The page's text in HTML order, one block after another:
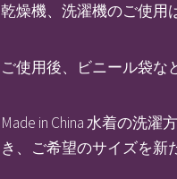
乾燥機、洗濯機のご使用
ご使用後、ビニール袋な
Made in China 水着の洗
き、ご希望のサイズを新